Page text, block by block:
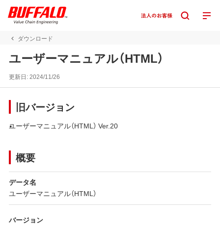
ダウンロード
ユーザーマニュアル（HTML）
更新日:2024/11/26
旧バージョン
ユーザーマニュアル（HTML） Ver.20
概要
データ名
ユーザーマニュアル（HTML）
バージョン